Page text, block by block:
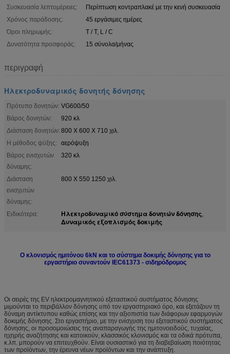
Συσκευασία λεπτομέρειες:
Περίπτωση κοντραπλακέ με την κενή συσκευασία
Χρόνος παράδοσης:
45 εργάσιμες ημέρες
Όροι πληρωμής:
T / T, L / C
Δυνατότητα προσφοράς:
15 σύνολα/μήνας
περιγραφή
Ηλεκτροδυναμικός δονητής δόνησης
Πρότυπο δονητών: VG600/50
Βάρος δονητών:
920 κλ
Διάσταση δονητών: 800 X 600 X 710 χιλ.
Η μέθοδος ψύξης:
αερόψυξη
Βάρος ενισχυτών
δύναμης:
320 κλ
Διάσταση
ενισχυτών
δύναμης:
800 X 550 1250 χιλ.
Ειδικότερα: Ηλεκτροδυναμικό σύστημα δονητών δόνησης,
Δυναμικός εξοπλισμός δοκιμής
Ο κλονισμός ημιτόνου 6kN και το σύστημα δοκιμής δόνησης για το
εργαστήριο συναντούν IEC61373 - σιδηρόδρομος
Οι σειρές της EV ηλεκτρομαγνητικού εξεταστικού συστήματος δόνησης
μιμούνται το περιβάλλον δόνησης υπό τον εργαστηριακό όρο, και εξετάζουν τη
δύναμη αντίκτυπου καθώς επίσης και την αξιοπιστία των διάφορων εφαρμογών
δοκιμής δόνησης. Στο εργαστήριο, με την ενίσχυση του εξεταστικού συστήματος
δόνησης, οι προσομοιώσεις της αναπαραγωγής της ημιτονοειδούς, τυχαίας,
ηχηρής αναζήτησης και κατοικούν, κλασσικός κλονισμός και τα οδικά πρότυπα,
κ.λπ. μπορούν να επιτευχθούν. Είναι ουσιαστικό για τη διαβεβαίωση ποιότητας
των προϊόντων, την έρευνα νέων προϊόντων και την ανάπτυξη.